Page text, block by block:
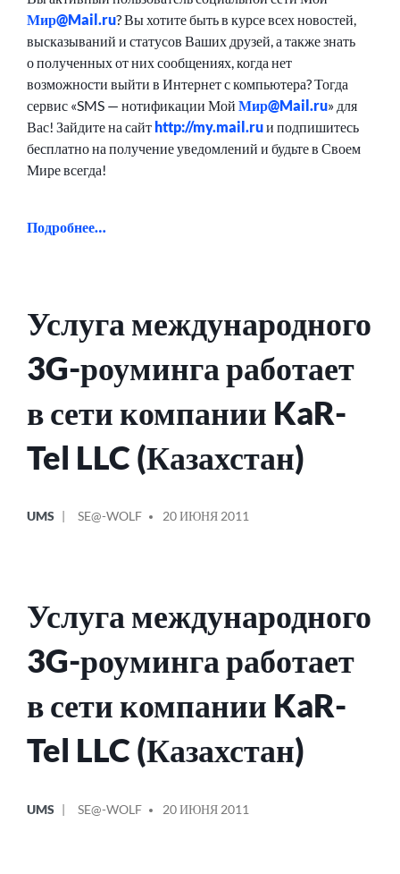
Мир@Mail.ru? Вы хотите быть в курсе всех новостей,
высказываний и статусов Ваших друзей, а также знать
о полученных от них сообщениях, когда нет
возможности выйти в Интернет с компьютера? Тогда
сервис «SMS — нотификации Мой Мир@Mail.ru» для
Вас! Зайдите на сайт http://my.mail.ruи подпишитесь
бесплатно на получение уведомлений и будьте в Своем
Мире всегда!
Подробнее…
Услуга международного
3G-роуминга работает
в сети компании KaR-
Tel LLC (Казахстан)
В
UMS
ОТ
SE@-WOLF 20 ИЮНЯ 2011
Услуга международного
3G-роуминга работает
в сети компании KaR-
Tel LLC (Казахстан)
В
UMS
ОТ
SE@-WOLF 20 ИЮНЯ 2011